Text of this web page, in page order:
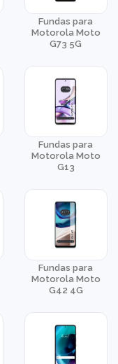
Fundas para
Motorola Moto
G73 5G
Fundas para
Motorola Moto
G13
Fundas para
Motorola Moto
G42 4G